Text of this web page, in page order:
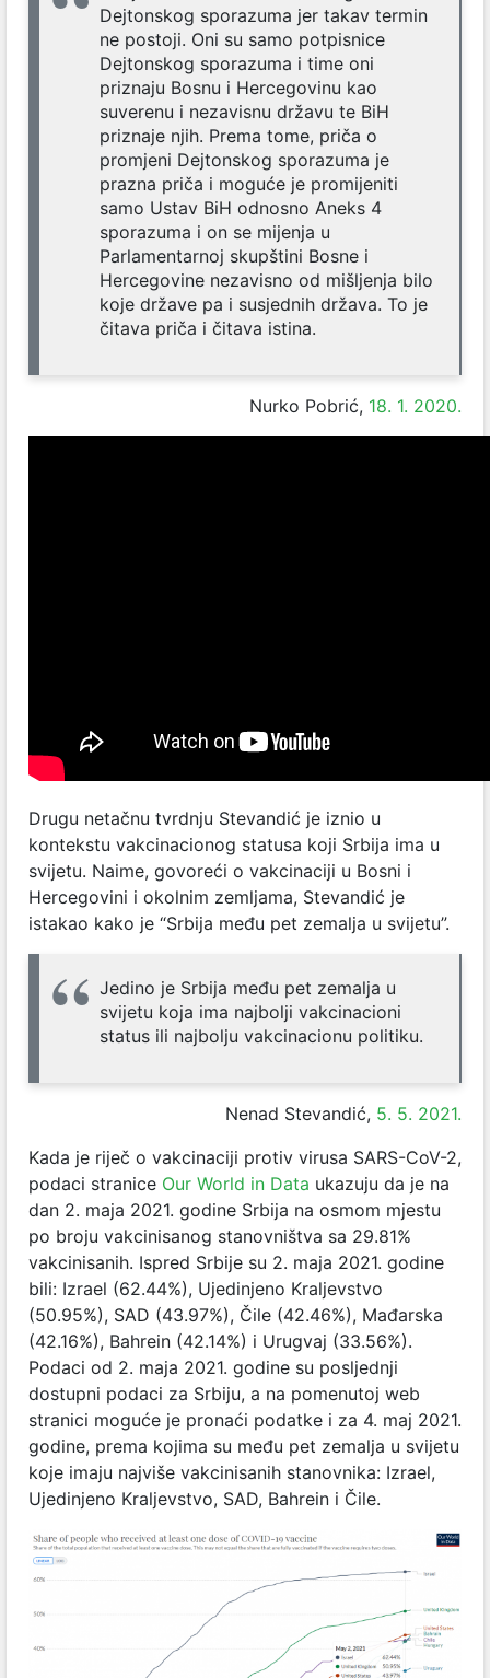
Dejtonskog sporazuma jer takav termin
ne postoji. Oni su samo potpisnice
Dejtonskog sporazuma i time oni
priznaju Bosnu i Hercegovinu kao
suverenu i nezavisnu državu te BiH
priznaje njih. Prema tome, priča o
promjeni Dejtonskog sporazuma je
prazna priča i moguće je promijeniti
samo Ustav BiH odnosno Aneks 4
sporazuma i on se mijenja u
Parlamentarnoj skupštini Bosne i
Hercegovine nezavisno od mišljenja bilo
koje države pa i susjednih država. To je
čitava priča i čitava istina.
Nurko Pobrić, 18. 1. 2020.
Drugu netačnu tvrdnju Stevandić je iznio u
kontekstu vakcinacionog statusa koji Srbija ima u
svijetu. Naime, govoreći o vakcinaciji u Bosni i
Hercegovini i okolnim zemljama, Stevandić je
istakao kako je “Srbija među pet zemalja u svijetu”.
Jedino je Srbija među pet zemalja u
svijetu koja ima najbolji vakcinacioni
status ili najbolju vakcinacionu politiku.
Nenad Stevandić, 5. 5. 2021.
Kada je riječ o vakcinaciji protiv virusa SARS-CoV-2,
podaci stranice Our World in Data ukazuju da je na
dan 2. maja 2021. godine Srbija na osmom mjestu
po broju vakcinisanog stanovništva sa 29.81%
vakcinisanih. Ispred Srbije su 2. maja 2021. godine
bili: Izrael (62.44%), Ujedinjeno Kraljevstvo
(50.95%), SAD (43.97%), Čile (42.46%), Mađarska
(42.16%), Bahrein (42.14%) i Urugvaj (33.56%).
Podaci od 2. maja 2021. godine su posljednji
dostupni podaci za Srbiju, a na pomenutoj web
stranici moguće je pronaći podatke i za 4. maj 2021.
godine, prema kojima su među pet zemalja u svijetu
koje imaju najviše vakcinisanih stanovnika: Izrael,
Ujedinjeno Kraljevstvo, SAD, Bahrein i Čile.